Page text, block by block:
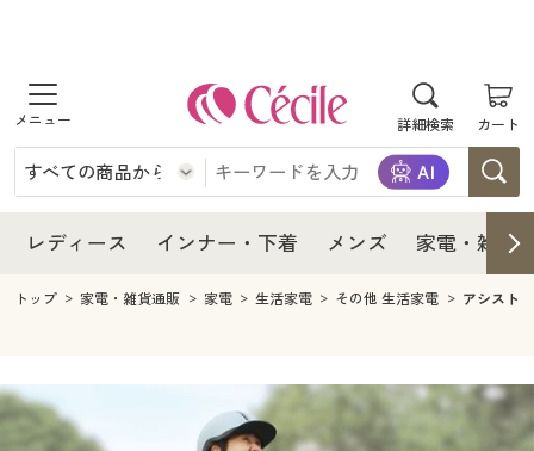
詳細検索 カート
商品を探す
レディース
レディースファッション
インナー・下着
インナー・下着通販すべて
メンズ下着
メンズ
メンズファッション
家電・雑貨すべて
寝具・インテリア・家具
レディース インナー・下着 メンズ 家電・雑貨
レディース
レディース通販すべて
レディースファッション
インナー・下着
インナー・下着通販すべて
ジュニア・ティーンズ下着
メンズ
メンズ下着
家電
寝具・インテリア・家具通販すべて
美容・健康
トップ 家電・雑貨通販 家電 生活家電 その他 生活家電 アシスト